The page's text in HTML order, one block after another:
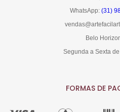
WhatsApp: (31)
Belo
Segunda a Sexta
FORMAS DE